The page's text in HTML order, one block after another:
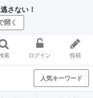
さない！
開く
索 ログイン 投稿
人気キーワード